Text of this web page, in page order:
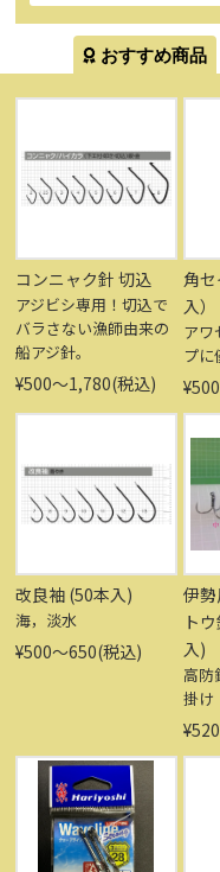
おすすめ商品
コンニャク針 切込
アジビシ専用！切込で
バラさない漁師由来の
船アジ針。
¥500〜1,780(税込)
角
入）
アワ
プに
改良袖 (50本入)
海，淡水
¥500〜650(税込)
伊勢
ト
入)
高防
掛け